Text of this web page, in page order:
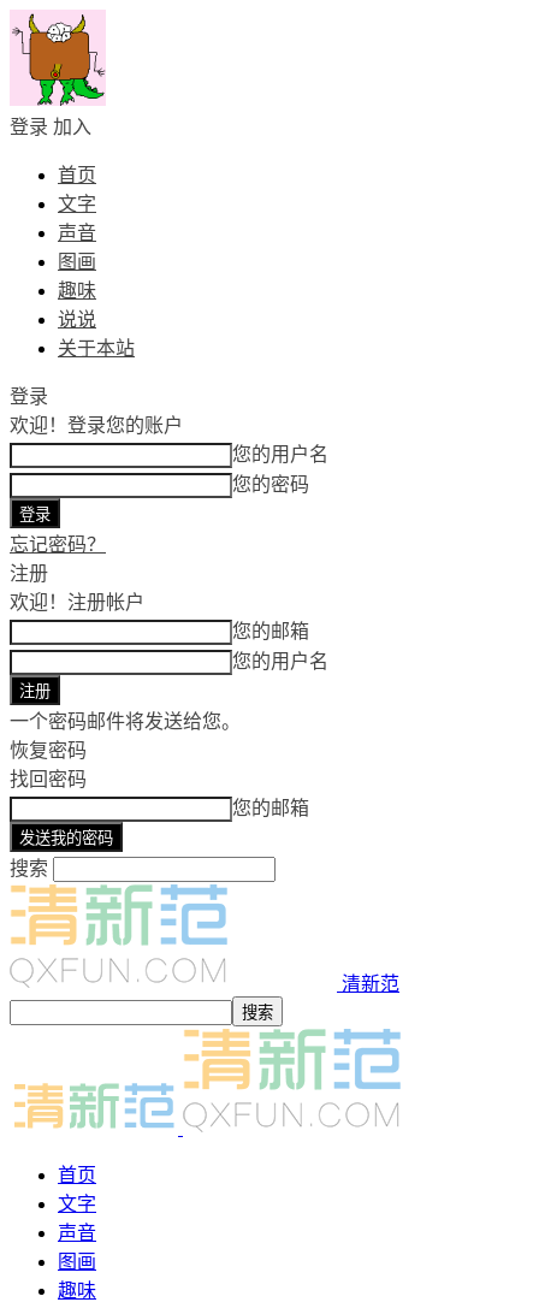
登录 加入
首页
文字
声音
图画
趣味
说说
关于本站
登录
欢迎！ 登录您的账户
您的用户名
您的密码
忘记密码？
注册
欢迎！ 注册帐户
您的邮箱
您的用户名
一个密码邮件将发送给您。
恢复密码
找回密码
您的邮箱
搜索
清新范
首页
文字
声音
图画
趣味